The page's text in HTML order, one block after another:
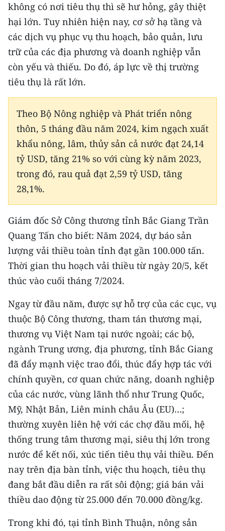
Media Thể thao
Media Giáo dục
Media Y tế
Media Khoa học - Công nghệ
Ảnh
Infographic
TIN MỚI
TIN ĐỊA PHƯƠNG
Trung du và miền núi phía Bắc
Đồng bằng sông Hồng
Bắc Trung Bộ
Nguyên
Đông Nam Bộ
Đồng bằng sông Cửu Long
Chuyên trang Hà Nội
Chuyên trang TP. Hồ Chí Minh
CHUYÊN ĐỀ
CÁC CHUYÊN TRANG
VỀ BÁO NHÂN DÂN
THỜI NAY
NHÂN DÂN CUỐI TUẦN
không có nơi tiêu thụ thì sẽ hư hỏng, gây thiệt
hại lớn. Tuy nhiên hiện nay, cơ sở hạ tầng và
các dịch vụ phục vụ thu hoạch, bảo quản, lưu
trữ của các địa phương và doanh nghiệp vẫn
còn yếu và thiếu. Do đó, áp lực về thị trường
tiêu thụ là rất lớn.
Theo Bộ Nông nghiệp và Phát triển nông
thôn, 5 tháng đầu năm 2024, kim ngạch xuất
khẩu nông, lâm, thủy sản cả nước đạt 24,14
tỷ USD, tăng 21% so với cùng kỳ năm 2023,
trong đó, rau quả đạt 2,59 tỷ USD, tăng
28,1%.
Giám đốc Sở Công thương tỉnh Bắc Giang Trần
Quang Tấn cho biết: Năm 2024, dự báo sản
lượng vải thiều toàn tỉnh đạt gần 100.000 tấn.
Thời gian thu hoạch vải thiều từ ngày 20/5, kết
thúc vào cuối tháng 7/2024.
Ngay từ đầu năm, được sự hỗ trợ của các cục, vụ
thuộc Bộ Công thương, tham tán thương mại,
thương vụ Việt Nam tại nước ngoài; các bộ,
ngành Trung ương, địa phương, tỉnh Bắc Giang
đã đẩy mạnh việc trao đổi, thúc đẩy hợp tác với
chính quyền, cơ quan chức năng, doanh nghiệp
của các nước, vùng lãnh thổ như Trung Quốc,
Mỹ, Nhật Bản, Liên minh châu Âu (EU)…;
thường xuyên liên hệ với các chợ đầu mối, hệ
thống trung tâm thương mại, siêu thị lớn trong
nước để kết nối, xúc tiến tiêu thụ vải thiều. Đến
nay trên địa bàn tỉnh, việc thu hoạch, tiêu thụ
đang bắt đầu diễn ra rất sôi động; giá bán vải
thiều dao động từ 25.000 đến 70.000 đồng/kg.
Trong khi đó, tại tỉnh Bình Thuận, nông sản